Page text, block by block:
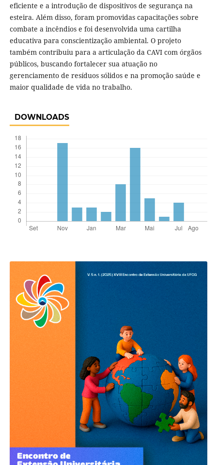
eficiente e a introdução de dispositivos de segurança na
esteira. Além disso, foram promovidas capacitações sobre
combate a incêndios e foi desenvolvida uma cartilha
educativa para conscientização ambiental. O projeto
também contribuiu para a articulação da CAVI com órgãos
públicos, buscando fortalecer sua atuação no
gerenciamento de resíduos sólidos e na promoção saúde e
maior qualidade de vida no trabalho.
DOWNLOADS